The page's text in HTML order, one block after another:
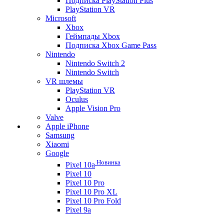
PlayStation VR
Microsoft
Xbox
Геймпады Xbox
Подписка Xbox Game Pass
Nintendo
Nintendo Switch 2
Nintendo Switch
VR шлемы
PlayStation VR
Oculus
Apple Vision Pro
Valve
Apple iPhone
Samsung
Xiaomi
Google
Pixel 10a Новинка
Pixel 10
Pixel 10 Pro
Pixel 10 Pro XL
Pixel 10 Pro Fold
Pixel 9a